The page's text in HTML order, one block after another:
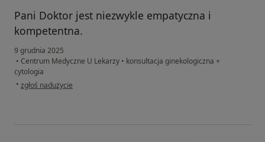
Pani Doktor jest niezwykle empatyczna i
kompetentna.
9 grudnia 2025
• Centrum Medyczne U Lekarzy • konsultacja ginekologiczna +
cytologia
• w opinii użytkownika MhW
zgłoś nadużycie